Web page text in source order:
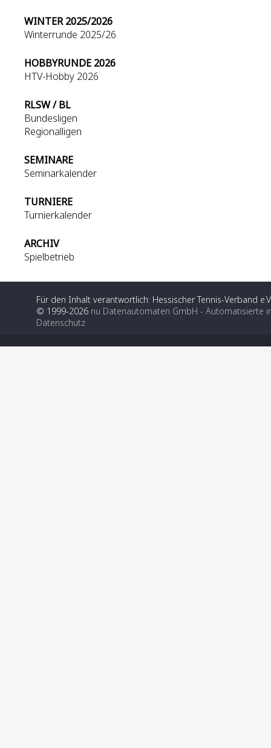
WINTER 2025/2026
Winterrunde 2025/26
HOBBYRUNDE 2026
HTV-Hobby 2026
RLSW / BL
Bundesligen
Regionalligen
SEMINARE
Seminarkalender
TURNIERE
Turnierkalender
ARCHIV
Spielbetrieb
Für den Inhalt verantwortlich: Hessischer Tennis-Verband
© 1999-2026 nu Datenautomaten GmbH - Automatisierte
Datenschutz